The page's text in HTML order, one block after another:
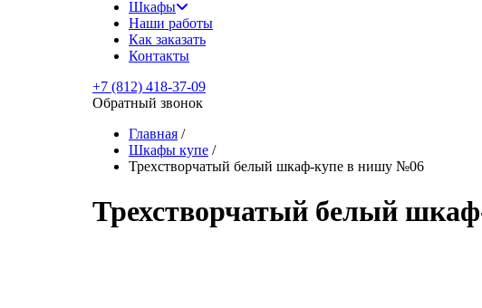
Шкафы
Наши работы
Как заказать
Контакты
+7 (812) 418-37-09
Обратный звонок
Главная /
Шкафы купе /
Трехстворчатый белый шкаф-купе в нишу №06
Трехстворчатый белый